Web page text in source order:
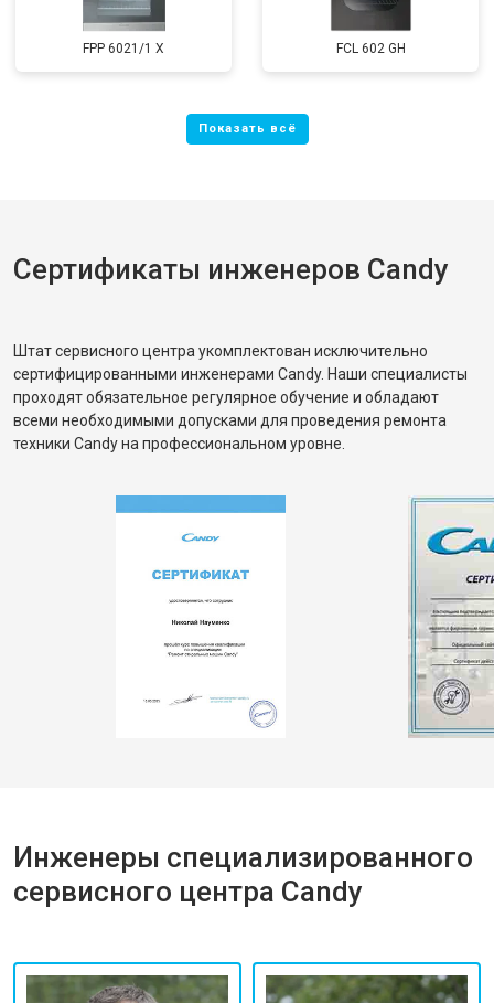
FPP 6021/1 X FCL 602 GH
Сертификаты инженеров Candy
Штат сервисного центра укомплектован исключительно
сертифицированными инженерами Candy. Наши специалисты
проходят обязательное регулярное обучение и обладают
всеми необходимыми допусками для проведения ремонта
техники Candy на профессиональном уровне.
Инженеры специализированного
сервисного центра Candy